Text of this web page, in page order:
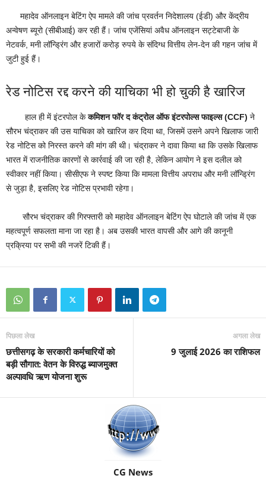
महादेव ऑनलाइन बेटिंग ऐप मामले की जांच प्रवर्तन निदेशालय (ईडी) और केंद्रीय
अन्वेषण ब्यूरो (सीबीआई) कर रही हैं। जांच एजेंसियां अवैध ऑनलाइन सट्टेबाजी के
नेटवर्क, मनी लॉन्ड्रिंग और हजारों करोड़ रुपये के संदिग्ध वित्तीय लेन-देन की गहन जांच में
जुटी हुई हैं।
रेड नोटिस रद्द करने की याचिका भी हो चुकी है खारिज
हाल ही में इंटरपोल केकमिशन फॉर द कंट्रोल ऑफ इंटरपोल्स फाइल्स (CCF) ने
सौरभ चंद्राकर की उस याचिका को खारिज कर दिया था, जिसमें उसने अपने खिलाफ जारी
रेड नोटिस को निरस्त करने की मांग की थी। चंद्राकर ने दावा किया था कि उसके खिलाफ
भारत में राजनीतिक कारणों से कार्रवाई की जा रही है, लेकिन आयोग ने इस दलील को
स्वीकार नहीं किया। सीसीएफ ने स्पष्ट किया कि मामला वित्तीय अपराध और मनी लॉन्ड्रिंग
से जुड़ा है, इसलिए रेड नोटिस प्रभावी रहेगा।
सौरभ चंद्राकर की गिरफ्तारी को महादेव ऑनलाइन बेटिंग ऐप घोटाले की जांच में एक
महत्वपूर्ण सफलता माना जा रहा है। अब उसकी भारत वापसी और आगे की कानूनी
प्रक्रिया पर सभी की नजरें टिकी हैं।
पिछला लेख
छत्तीसगढ़ के सरकारी कर्मचारियों को
बड़ी सौगात: वेतन के विरुद्ध ब्याजमुक्त
अल्पावधि ऋण योजना शुरू
अगला लेख
9 जुलाई 2026 का राशिफल
CG News